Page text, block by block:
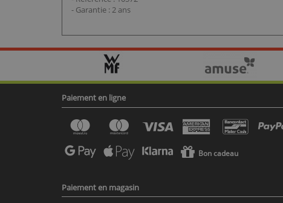
- Garantie : 2 ans
Paiement en ligne
Bon cadeau
Paiement en magasin